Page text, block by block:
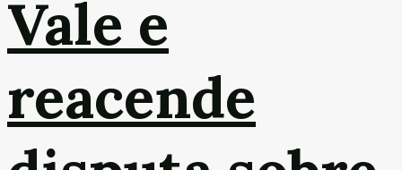
Vale e
reacende